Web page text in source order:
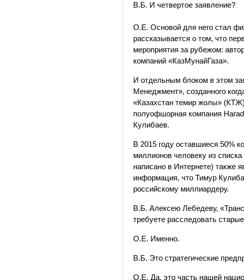
В.Б. И четвертое заявление?
О.Е. Основой для него стал
рассказывается о том, что
мероприятия за рубежом:
компаний «КазМунайГаза».
И отдельным блоком в этом
Менеджмент», созданного
«Казахстан темир жолы»
полуофшорная компания
Кулибаев.
В 2015 году оставшиеся 50%
миллионов человеку из
написано в Интернете) также
информация, что Тимур
российскому миллиардеру.
В.Б. Алексею Лебедеву,
требуете расследовать
О.Е. Именно.
В.Б. Это стратегические
О.Е. Да, это часть нашей